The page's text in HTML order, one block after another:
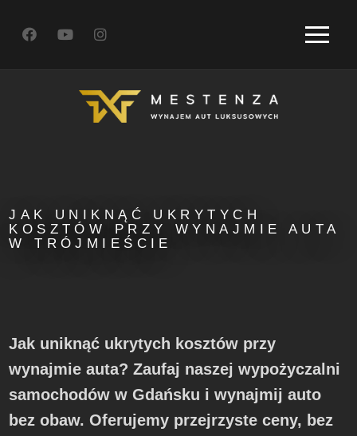
JAK UNIKNĄĆ UKRYTYCH
KOSZTÓW PRZY WYNAJMIE AUTA
W TRÓJMIEŚCIE
Jak uniknąć ukrytych kosztów przy
wynajmie auta? Zaufaj naszej wypożyczalni
samochodów w Gdańsku i wynajmij auto
bez obaw. Oferujemy przejrzyste ceny, bez